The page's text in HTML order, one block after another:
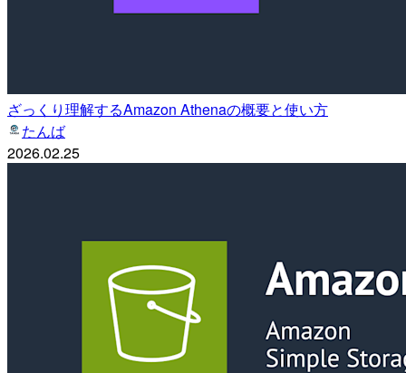
ざっくり理解するAmazon Athenaの概要と使い方
たんば
2026.02.25